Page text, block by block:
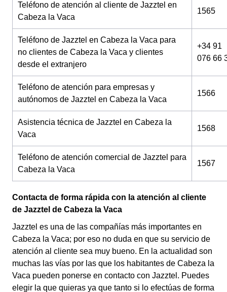
Teléfono de atención al cliente de Jazztel en
Cabeza la Vaca
1565
Teléfono de Jazztel en Cabeza la Vaca para
no clientes de Cabeza la Vaca y clientes
desde el extranjero
+34 91
076 66
Teléfono de atención para empresas y
autónomos de Jazztel en Cabeza la Vaca
1566
Asistencia técnica de Jazztel en Cabeza la
Vaca
1568
Teléfono de atención comercial de Jazztel para
Cabeza la Vaca
1567
Contacta de forma rápida con la atención al cliente
de Jazztel de Cabeza la Vaca
Jazztel es una de las compañías más importantes en
Cabeza la Vaca; por eso no duda en que su servicio de
atención al cliente sea muy bueno. En la actualidad son
muchas las vías por las que los habitantes de Cabeza la
Vaca pueden ponerse en contacto con Jazztel. Puedes
elegir la que quieras ya que tanto si lo efectúas de forma